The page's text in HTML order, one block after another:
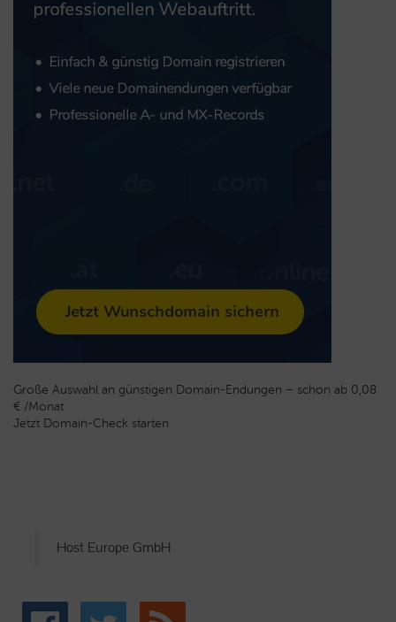
Große Auswahl an günstigen Domain-Endungen – schon ab 0,08
€ /Monat
Jetzt Domain-Check starten
Host Europe GmbH